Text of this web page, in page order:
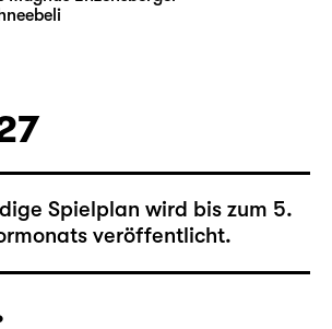
Haus
Spielplan wird bis zum 5.
veröffentlicht.